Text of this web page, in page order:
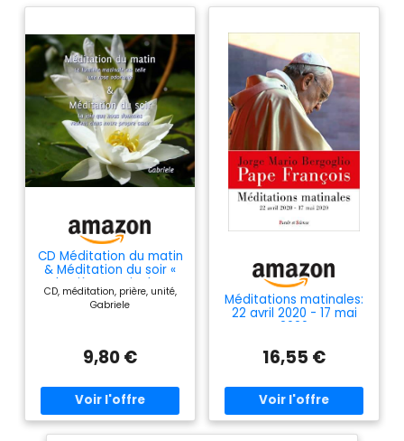
CD Méditation du matin
& Méditation du soir «
La lumière matinale est
telle une rose odorante
» et « La joie que nous
(durées : 2 x 18min)
CD, méditation, prière, unité,
Gabriele
9,80 €
Méditations matinales:
22 avril 2020 - 17 mai
2020
16,55 €